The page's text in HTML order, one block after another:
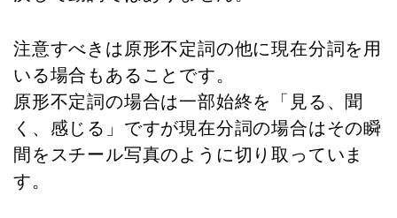
注意すべきは原形不定詞の他に現在分詞を用
いる場合もあることです。
原形不定詞の場合は一部始終を「見る、聞
く、感じる」ですが現在分詞の場合はその瞬
間をスチール写真のように切り取っていま
す。